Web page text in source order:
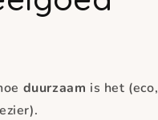
duurzaam is het (eco,